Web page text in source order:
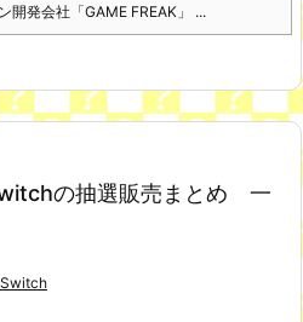
開発会社「GAME FREAK」 ...
の抽選販売まとめ 一